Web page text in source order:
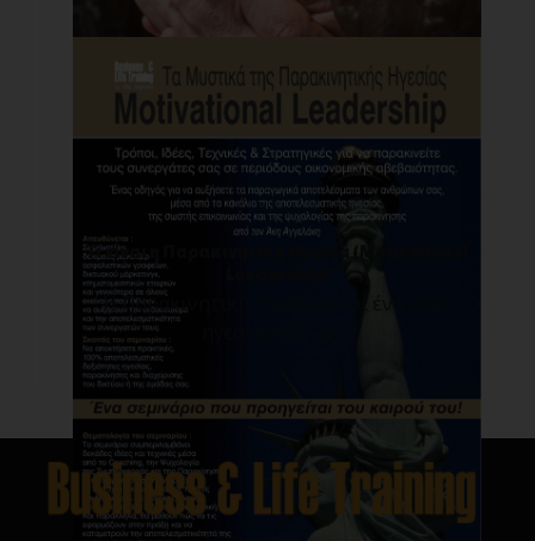
Τι είναι η Παρακινητική Ηγεσία (Motivational
Η Παρακινητική Ηγεσία είναι ένα στυλ